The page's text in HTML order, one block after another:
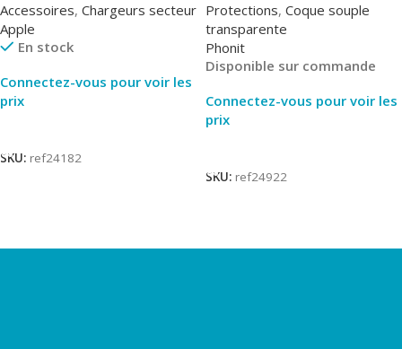
Accessoires, Chargeurs secteur
Apple
En stock
Connectez-vous pour voir les
prix
SKU: ref24182
Protections, Coque souple
transparente
Phonit
Disponible sur commande
Connectez-vous pour voir les
prix
SKU: ref24922